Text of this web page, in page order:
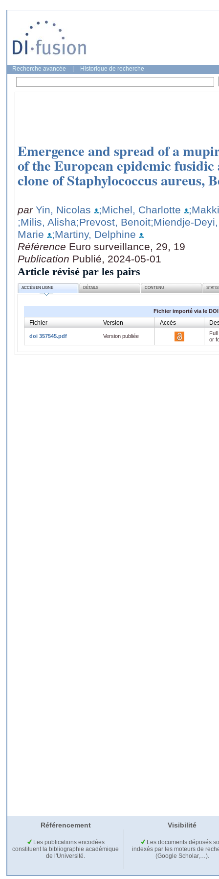
Recherche avancée Historique de recherche
Emergence and spread of a
of the European epidemic
clone of Staphylococcus aureus,
par Yin, Nicolas ;Michel, Charlotte
;Milis, Alisha;Prevost, Benoit;Miendje-
Marie
;Martiny, Delphine
Référence Euro surveillance, 29, 19
Publication Publié, 2024-05-01
Article révisé par les pairs
ACCÈS EN LIGNE DÉTAILS CONTENU
Fichier importé via le DOI
Fichier Version Accès
doi 357545.pdf Version publiée
or
Référencement Visibilité
Les publications encodées
constituent la bibliographie académique
de l'Université.
Les documents déposés
indexés par les moteurs de
(Google Scholar,…).